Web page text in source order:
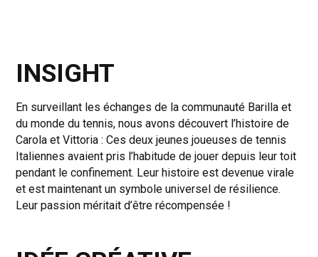
INSIGHT
En surveillant les échanges de la communauté Barilla et
du monde du tennis, nous avons découvert l’histoire de
Carola et Vittoria : Ces deux jeunes joueuses de tennis
Italiennes avaient pris l’habitude de jouer depuis leur toit
pendant le confinement. Leur histoire est devenue virale
et est maintenant un symbole universel de résilience.
Leur passion méritait d’être récompensée !